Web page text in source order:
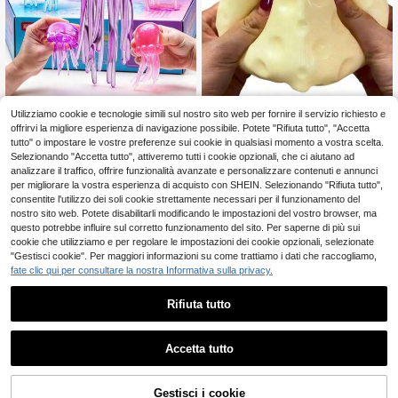
1 pezzo Giocattolo antistress a form
a di medusa trasparente e colorata,
morbido e a lento rimbalzo, adatto p
er adolescenti e adulti, ideale per il
gioco sulla scrivania e il sollievo dal
l'ansia, stile estetico, giocattolo da
spremere, giocattolo da spremere cr
occante
4.98€
Anatra grande da 18 cm per alleviar
e lo stress, rimbalzo rapido, compri
NEW Giocattolo malleabile a lento ri
mbalzo riempito con olio di cocco &
polvere di formaggio TPR, profumo
di latte, perfetto per regali festivi, re
gali divertenti e carini, regali di com
pleanno, regali di Pasqua, regali di
Ognissanti, regali di Natale, regali p
er feste, squishy, giocattoli squishy,
giocattolo anti-stress squishy, squis
h a forma di raviolo
6
orma di patata e gelato, giocattolo s
quishy artigianale fai-da-te con suo
7
1
Utilizziamo cookie e tecnologie simili sul nostro sito web per fornire il servizio richiesto e
offrirvi la migliore esperienza di navigazione possibile. Potete "Rifiuta tutto", "Accetta
tutto" o impostare le vostre preferenze sui cookie in qualsiasi momento a vostra scelta.
Selezionando "Accetta tutto", attiveremo tutti i cookie opzionali, che ci aiutano ad
analizzare il traffico, offrire funzionalità avanzate e personalizzare contenuti e annunci
per migliorare la vostra esperienza di acquisto con SHEIN. Selezionando "Rifiuta tutto",
consentite l'utilizzo dei soli cookie strettamente necessari per il funzionamento del
nostro sito web. Potete disabilitarli modificando le impostazioni del vostro browser, ma
questo potrebbe influire sul corretto funzionamento del sito. Per saperne di più sui
cookie che utilizziamo e per regolare le impostazioni dei cookie opzionali, selezionate
"Gestisci cookie". Per maggiori informazioni su come trattiamo i dati che raccogliamo,
fate clic qui per consultare la nostra Informativa sulla privacy.
Rifiuta tutto
Accetta tutto
Gestisci i cookie